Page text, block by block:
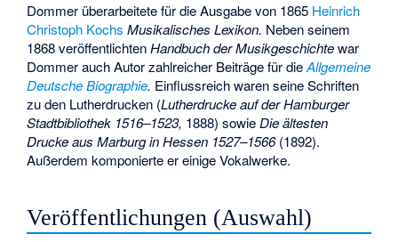
Dommer überarbeitete für die Ausgabe von 1865 Heinrich
Christoph Kochs Musikalisches Lexikon. Neben seinem
1868 veröffentlichtenHandbuch der Musikgeschichtewar
Dommer auch Autor zahlreicher Beiträge für dieAllgemeine
Deutsche Biographie. Einflussreich waren seine Schriften
zu den Lutherdrucken (Lutherdrucke auf der Hamburger
Stadtbibliothek 1516–1523, 1888) sowieDie ältesten
Drucke aus Marburg in Hessen 1527–1566(1892).
Außerdem komponierte er einige Vokalwerke.
Veröffentlichungen (Auswahl)